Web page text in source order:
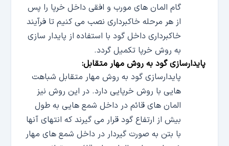
گام المان های مورب و افقی داخل خرپا را پس
از هر مرحله خاکبرداری نصب می کنیم تا فرآیند
خاکبرداری داخل گود با استفاده از پایدار سازی
به روش خرپا تکمیل گردد.
پایدارسازی گود به روش مهار متقابل:
پایدارسازی گود به روش مهار متقابل شباهت
هایی با روش خرپایی دارد. در این روش نیز
المان های قائم در داخل شمع هایی به طول
بیش از ارتفاع گود قرار می گیرند که انتهای آنها
با بتن به صورت گیردار در داخل شمع های مهار